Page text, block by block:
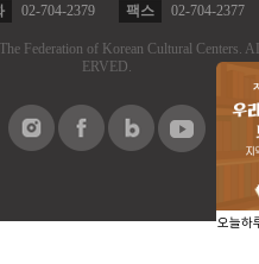
02-704-2379 팩스 02-704-2377
Federation of Korean Cultural Centers.
ERVED.
오늘하